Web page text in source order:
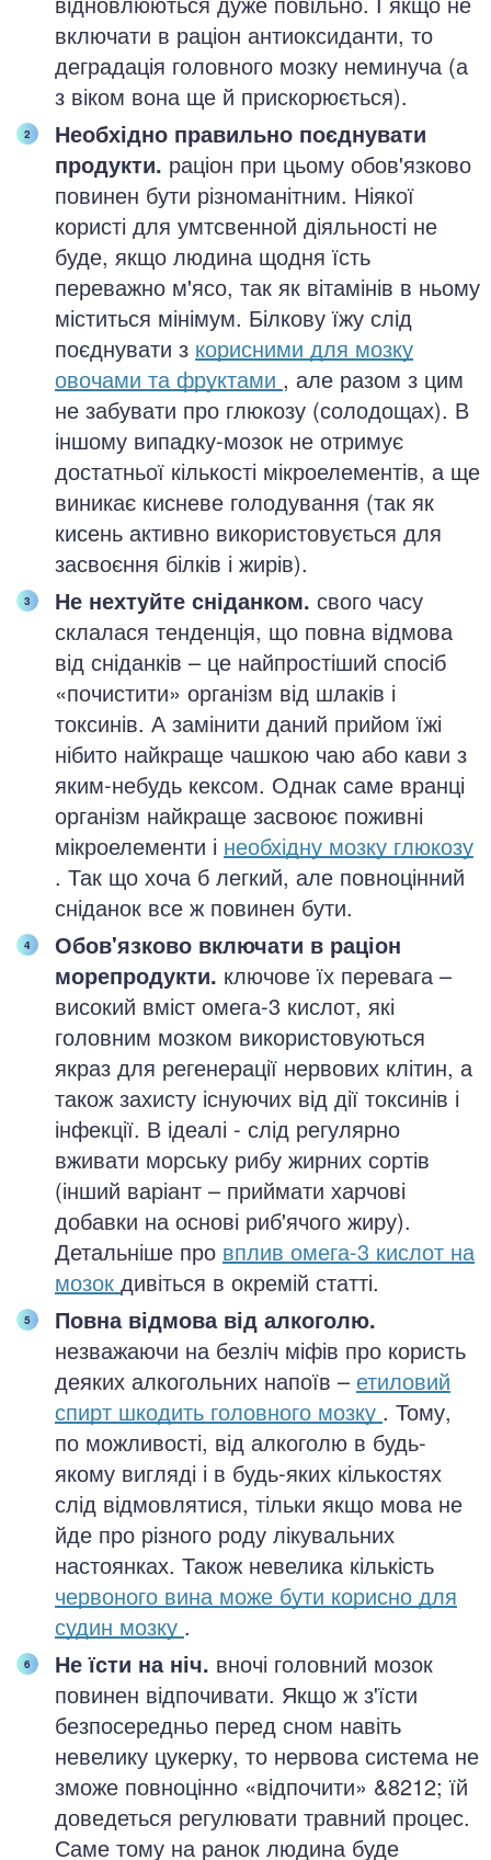
включати в раціон антиоксиданти, то
деградація головного мозку неминуча (а
з віком вона ще й прискорюється).
Необхідно правильно поєднувати
продукти. раціон при цьому обов'язково
повинен бути різноманітним. Ніякої
користі для умтсвенной діяльності не
буде, якщо людина щодня їсть
переважно м'ясо, так як вітамінів в ньому
міститься мінімум. Білкову їжу слід
поєднувати з корисними для мозку
овочами та фруктами , але разом з цим
не забувати про глюкозу (солодощах). В
іншому випадку-мозок не отримує
достатньої кількості мікроелементів, а ще
виникає кисневе голодування (так як
кисень активно використовується для
засвоєння білків і жирів).
Не нехтуйте сніданком. свого часу
склалася тенденція, що повна відмова
від сніданків – це найпростіший спосіб
«почистити» організм від шлаків і
токсинів. А замінити даний прийом їжі
нібито найкраще чашкою чаю або кави з
яким-небудь кексом. Однак саме вранці
організм найкраще засвоює поживні
мікроелементи і необхідну мозку глюкозу
. Так що хоча б легкий, але повноцінний
сніданок все ж повинен бути.
Обов'язково включати в раціон
морепродукти. ключове їх перевага –
високий вміст омега-3 кислот, які
головним мозком використовуються
якраз для регенерації нервових клітин, а
також захисту існуючих від дії токсинів і
інфекції. В ідеалі - слід регулярно
вживати морську рибу жирних сортів
(інший варіант – приймати харчові
добавки на основі риб'ячого жиру).
Детальніше про вплив омега-3 кислот на
мозок дивіться в окремій статті.
Повна відмова від алкоголю.
незважаючи на безліч міфів про користь
деяких алкогольних напоїв – етиловий
спирт шкодить головного мозку . Тому,
по можливості, від алкоголю в будь-
якому вигляді і в будь-яких кількостях
слід відмовлятися, тільки якщо мова не
йде про різного роду лікувальних
настоянках. Також невелика кількість
червоного вина може бути корисно для
судин мозку .
Не їсти на ніч. вночі головний мозок
повинен відпочивати. Якщо ж з'їсти
безпосередньо перед сном навіть
невелику цукерку, то нервова система не
зможе повноцінно «відпочити» &8212; їй
доведеться регулювати травний процес.
Саме тому на ранок людина буде